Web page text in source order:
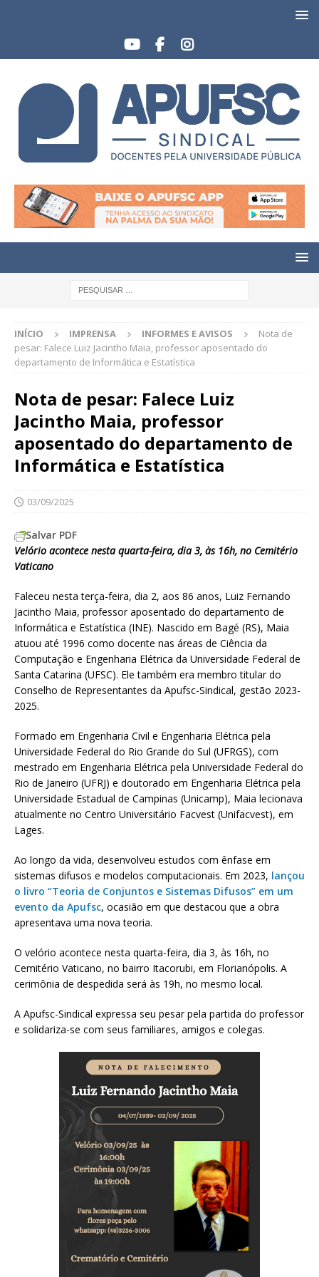
INÍCIO IMPRENSA INFORMES E AVISOS
Nota de
pesar: Falece Luiz Jacintho Maia, professor aposentado do
departamento de Informática e Estatística
Nota de pesar: Falece Luiz
Jacintho Maia, professor
aposentado do departamento de
Informática e Estatística
03/09/2025
Salvar PDF
Velório acontece nesta quarta-feira, dia 3, às 16h, no Cemitério
Vaticano
Faleceu nesta terça-feira, dia 2, aos 86 anos, Luiz Fernando
Jacintho Maia, professor aposentado do departamento de
Informática e Estatística (INE). Nascido em Bagé (RS), Maia
atuou até 1996 como docente nas áreas de Ciência da
Computação e Engenharia Elétrica da Universidade Federal de
Santa Catarina (UFSC). Ele também era membro titular do
Conselho de Representantes da Apufsc-Sindical, gestão 2023-
2025.
Formado em Engenharia Civil e Engenharia Elétrica pela
Universidade Federal do Rio Grande do Sul (UFRGS), com
mestrado em Engenharia Elétrica pela Universidade Federal do
Rio de Janeiro (UFRJ) e doutorado em Engenharia Elétrica pela
Universidade Estadual de Campinas (Unicamp), Maia lecionava
atualmente no Centro Universitário Facvest (Unifacvest), em
Lages.
Ao longo da vida, desenvolveu estudos com ênfase em
sistemas difusos e modelos computacionais. Em 2023, lançou
o livro “Teoria de Conjuntos e Sistemas Difusos” em um
evento da Apufsc, ocasião em que destacou que a obra
apresentava uma nova teoria.
O velório acontece nesta quarta-feira, dia 3, às 16h, no
Cemitério Vaticano, no bairro Itacorubi, em Florianópolis. A
cerimônia de despedida será às 19h, no mesmo local.
A Apufsc-Sindical expressa seu pesar pela partida do professor
e solidariza-se com seus familiares, amigos e colegas.